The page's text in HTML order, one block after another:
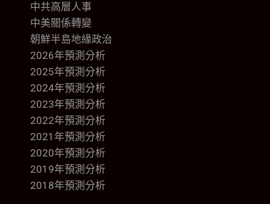
中共高層人事
中美關係轉變
朝鮮半島地緣政治
2026年預測分析
2025年預測分析
2024年預測分析
2023年預測分析
2022年預測分析
2021年預測分析
2020年預測分析
2019年預測分析
2018年預測分析